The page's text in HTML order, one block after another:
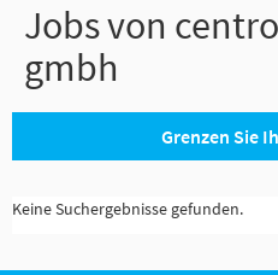
Jobs von
gmbh
Grenzen Sie
Keine Suchergebnisse gefunden.